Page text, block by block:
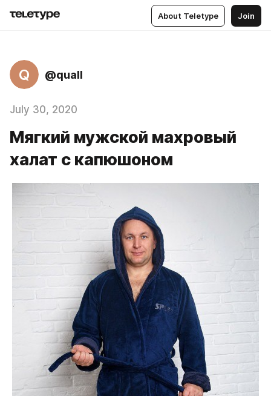
About Teletype Join
Q @quall
July 30, 2020
Мягкий мужской махровый
халат с капюшоном